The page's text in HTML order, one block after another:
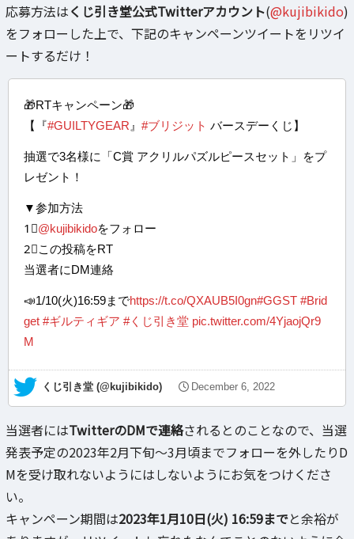
応募方法はくじ引き堂公式Twitterアカウント(@kujibikido)
をフォローした上で、下記のキャンペーンツイートをリツイ
ートするだけ！
🎁RTキャンペーン🎁
【『#GUILTYGEAR 』 #ブリジット バースデーくじ】
抽選で3名様に「C賞 アクリルパズルピースセット」をプ
レゼント！
▼参加方法
1⃣@kujibikidoをフォロー
2⃣この投稿をRT
当選者にDM連絡
📣1/10(火)16:59までhttps://t.co/QXAUB5I0gn#GGST #Brid
get #ギルティギア #くじ引き堂 pic.twitter.com/4YjaojQr9
M
— くじ引き堂 (@kujibikido) December 6, 2022
当選者にはTwitterのDMで連絡されるとのことなので、当選
発表予定の2023年2月下旬～3月頃までフォローを外したりD
Mを受け取れないようにはしないようにお気をつけくださ
い。
キャンペーン期間は2023年1月10日(火) 16:59までと余裕が